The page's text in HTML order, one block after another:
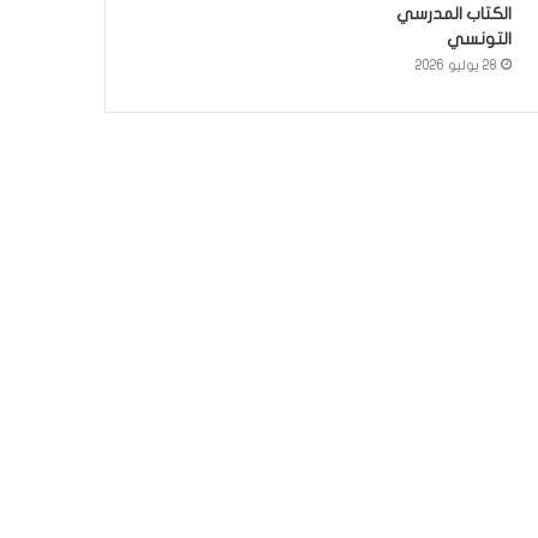
الكتاب المدرسي
التونسي
28 يوليو 2026